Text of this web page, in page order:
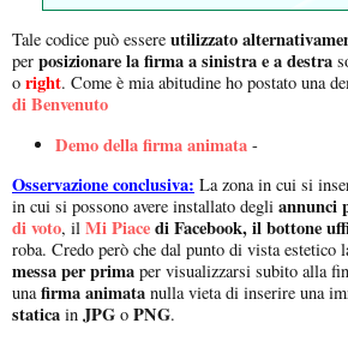
Tale codice può essere utilizzato
per posizionare la firma a sinistra e a destra
o right. Come è mia abitudine ho postato una
di Benvenuto
Demo della firma animata -
Osservazione conclusiva: La zona in cui si
in cui si possono avere installato degli annunci
di voto, il Mi Piacedi Facebook, il bottone
roba. Credo però che dal punto di vista estetico
messa per prima per visualizzarsi subito alla
unafirma animata nulla vieta di inserire una
statica in JPG o PNG.